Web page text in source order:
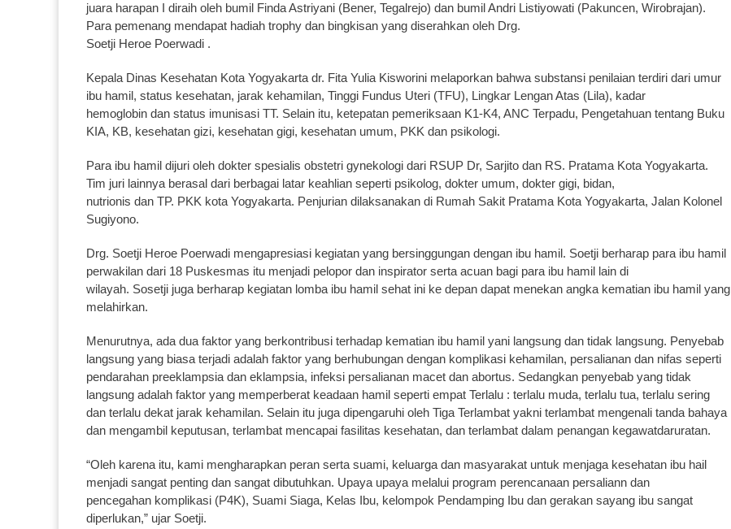
juara harapan I diraih oleh bumil Finda Astriyani (Bener, Tegalrejo) dan bumil Andri Listiyowati (Pakuncen, Wirobrajan).
Para pemenang mendapat hadiah trophy dan bingkisan yang diserahkan oleh Drg.
Soetji Heroe Poerwadi .
Kepala Dinas Kesehatan Kota Yogyakarta dr. Fita Yulia Kisworini melaporkan bahwa substansi penilaian terdiri dari umur
ibu hamil, status kesehatan, jarak kehamilan, Tinggi Fundus Uteri (TFU), Lingkar Lengan Atas (Lila), kadar
hemoglobin dan status imunisasi TT. Selain itu, ketepatan pemeriksaan K1-K4, ANC Terpadu, Pengetahuan tentang Buku
KIA, KB, kesehatan gizi, kesehatan gigi, kesehatan umum, PKK dan psikologi.
Para ibu hamil dijuri oleh dokter spesialis obstetri gynekologi dari RSUP Dr, Sarjito dan RS. Pratama Kota Yogyakarta.
Tim juri lainnya berasal dari berbagai latar keahlian seperti psikolog, dokter umum, dokter gigi, bidan,
nutrionis dan TP. PKK kota Yogyakarta. Penjurian dilaksanakan di Rumah Sakit Pratama Kota Yogyakarta, Jalan Kolonel
Sugiyono.
Drg. Soetji Heroe Poerwadi mengapresiasi kegiatan yang bersinggungan dengan ibu hamil. Soetji berharap para ibu hamil
perwakilan dari 18 Puskesmas itu menjadi pelopor dan inspirator serta acuan bagi para ibu hamil lain di
wilayah. Sosetji juga berharap kegiatan lomba ibu hamil sehat ini ke depan dapat menekan angka kematian ibu hamil yang
melahirkan.
Menurutnya, ada dua faktor yang berkontribusi terhadap kematian ibu hamil yani langsung dan tidak langsung. Penyebab
langsung yang biasa terjadi adalah faktor yang berhubungan dengan komplikasi kehamilan, persalianan dan nifas seperti
pendarahan preeklampsia dan eklampsia, infeksi persalianan macet dan abortus. Sedangkan penyebab yang tidak
langsung adalah faktor yang memperberat keadaan hamil seperti empat Terlalu : terlalu muda, terlalu tua, terlalu sering
dan terlalu dekat jarak kehamilan. Selain itu juga dipengaruhi oleh Tiga Terlambat yakni terlambat mengenali tanda bahaya
dan mengambil keputusan, terlambat mencapai fasilitas kesehatan, dan terlambat dalam penangan kegawatdaruratan.
“Oleh karena itu, kami mengharapkan peran serta suami, keluarga dan masyarakat untuk menjaga kesehatan ibu hail
menjadi sangat penting dan sangat dibutuhkan. Upaya upaya melalui program perencanaan persaliann dan
pencegahan komplikasi (P4K), Suami Siaga, Kelas Ibu, kelompok Pendamping Ibu dan gerakan sayang ibu sangat
diperlukan,” ujar Soetji.